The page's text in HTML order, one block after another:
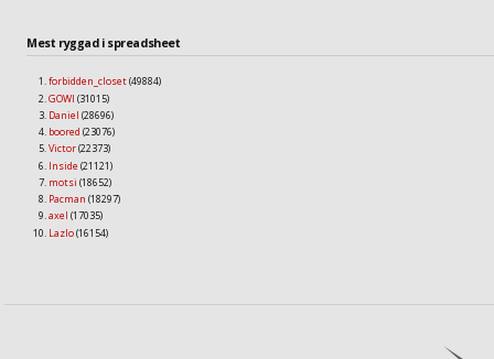
Mest ryggad i spreadsheet
forbidden_closet(49884)
GOWI (31015)
Daniel (28696)
boored (23076)
Victor(22373)
Inside (21121)
motsi (18652)
Pacman (18297)
axel (17035)
Lazlo(16154)